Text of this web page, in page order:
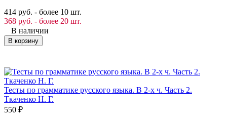
414 руб. - более 10 шт.
368 руб. - более 20 шт.
В наличии
В корзину
Тесты по грамматике русского языка. В 2-х ч. Часть 2.
Ткаченко Н. Г.
550 ₽